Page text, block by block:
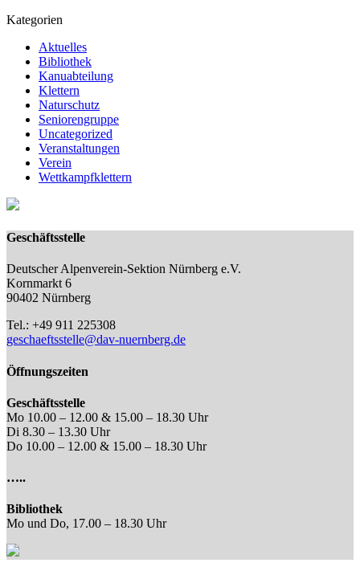
Kategorien
Aktuelles
Bibliothek
Kanuabteilung
Klettern
Naturschutz
Seniorengruppe
Uncategorized
Veranstaltungen
Verein
Wettkampfklettern
Geschäftsstelle
Deutscher Alpenverein-Sektion Nürnberg e.V.
Kornmarkt 6
90402 Nürnberg
Tel.: +49 911 225308
geschaeftsstelle@dav-nuernberg.de
Öffnungszeiten
Geschäftsstelle
Mo 10.00 – 12.00 & 15.00 – 18.30 Uhr
Di 8.30 – 13.30 Uhr
Do 10.00 – 12.00 & 15.00 – 18.30 Uhr
…..
Bibliothek
Mo und Do, 17.00 – 18.30 Uhr